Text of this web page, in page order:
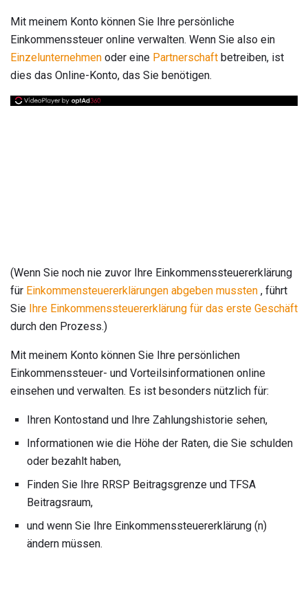
Mit meinem Konto können Sie Ihre persönliche
Einkommenssteuer online verwalten. Wenn Sie also ein
Einzelunternehmen oder eine Partnerschaft betreiben, ist
dies das Online-Konto, das Sie benötigen.
(Wenn Sie noch nie zuvor Ihre Einkommenssteuererklärung
für Einkommensteuererklärungen abgeben mussten , führt
Sie Ihre Einkommenssteuererklärung für das erste Geschäft
durch den Prozess.)
Mit meinem Konto können Sie Ihre persönlichen
Einkommenssteuer- und Vorteilsinformationen online
einsehen und verwalten. Es ist besonders nützlich für:
Ihren Kontostand und Ihre Zahlungshistorie sehen,
Informationen wie die Höhe der Raten, die Sie schulden
oder bezahlt haben,
Finden Sie Ihre RRSP Beitragsgrenze und TFSA
Beitragsraum,
und wenn Sie Ihre Einkommenssteuererklärung (n)
ändern müssen.